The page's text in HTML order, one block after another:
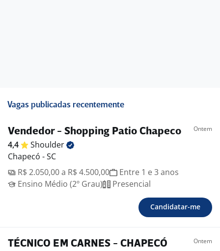
Vagas publicadas recentemente
Vendedor - Shopping Patio Chapeco Ontem
4,4
Shoulder
Chapecó - SC
R$ 2.050,00 a R$ 4.500,00
Entre 1 e 3 anos
Ensino Médio (2º Grau)
Presencial
Candidatar-me
TÉCNICO EM CARNES - CHAPECÓ Ontem